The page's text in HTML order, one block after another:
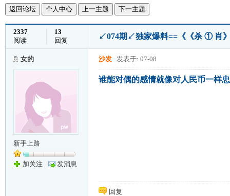
返回论坛 个人中心 上一主题 下一主题
2337
阅读
13
回复
↙074期↙独家爆料==《《杀 ① 肖
女的
新手上路
加关注 发消息
沙发 发表于: 07-08
谁能对偶的感情就像对人民币一样
回复